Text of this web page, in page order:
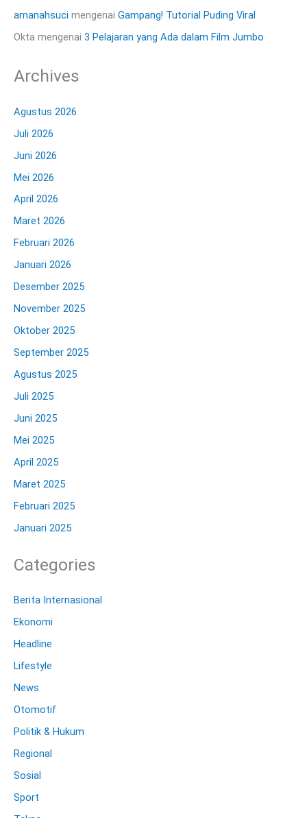
amanahsuci mengenai Gampang! Tutorial Puding Viral
Okta mengenai 3 Pelajaran yang Ada dalam Film Jumbo
Archives
Agustus 2026
Juli 2026
Juni 2026
Mei 2026
April 2026
Maret 2026
Februari 2026
Januari 2026
Desember 2025
November 2025
Oktober 2025
September 2025
Agustus 2025
Juli 2025
Juni 2025
Mei 2025
April 2025
Maret 2025
Februari 2025
Januari 2025
Categories
Berita Internasional
Ekonomi
Headline
Lifestyle
News
Otomotif
Politik & Hukum
Regional
Sosial
Sport